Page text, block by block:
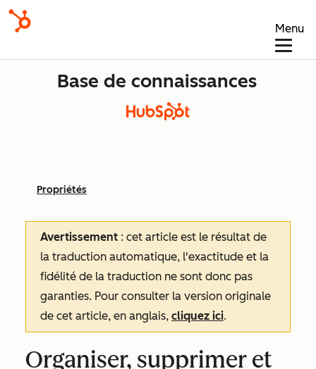
Menu
Base de connaissances
Propriétés
Avertissement : cet article est le résultat de
la traduction automatique, l'exactitude et la
fidélité de la traduction ne sont donc pas
garanties. Pour consulter la version originale
de cet article, en anglais, cliquez ici.
Organiser, supprimer et